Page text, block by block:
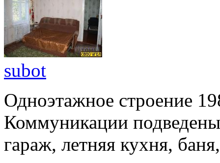
subot
Одноэтажное строение
Коммуникации
гараж, летняя кухня,